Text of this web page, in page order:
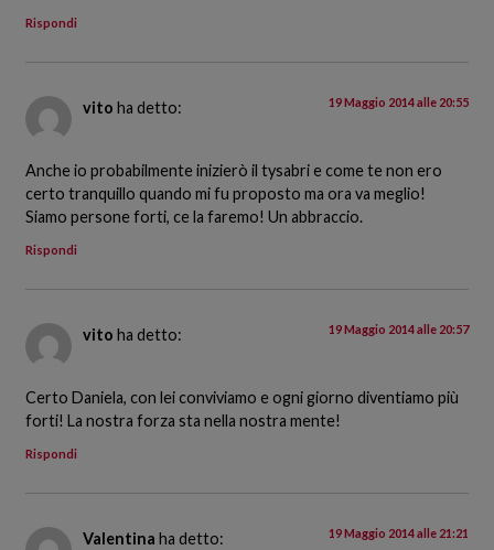
Rispondi
vito ha detto: 19 Maggio 2014 alle 20:55
Anche io probabilmente inizierò il tysabri e come te non ero
certo tranquillo quando mi fu proposto ma ora va meglio!
Siamo persone forti, ce la faremo! Un abbraccio.
Rispondi
vito ha detto: 19 Maggio 2014 alle 20:57
Certo Daniela, con lei conviviamo e ogni giorno diventiamo più
forti! La nostra forza sta nella nostra mente!
Rispondi
Valentina ha detto: 19 Maggio 2014 alle 21:21